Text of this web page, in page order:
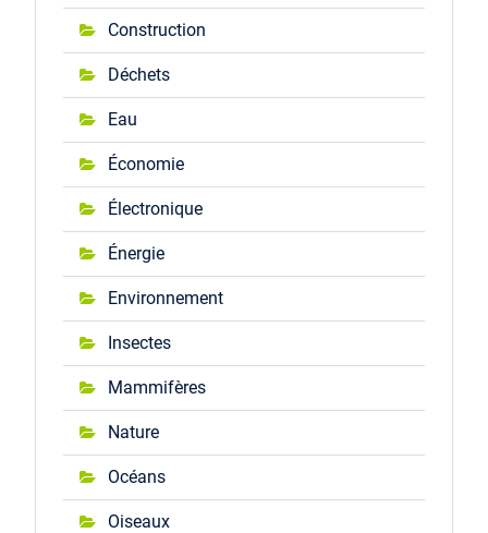
Construction
Déchets
Eau
Économie
Électronique
Énergie
Environnement
Insectes
Mammifères
Nature
Océans
Oiseaux